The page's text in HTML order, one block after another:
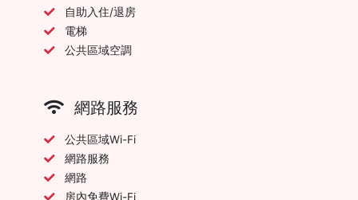
自助入住/退房
電梯
公共區域空調
網路服務
公共區域Wi-Fi
網路服務
網路
房內免費Wi-Fi